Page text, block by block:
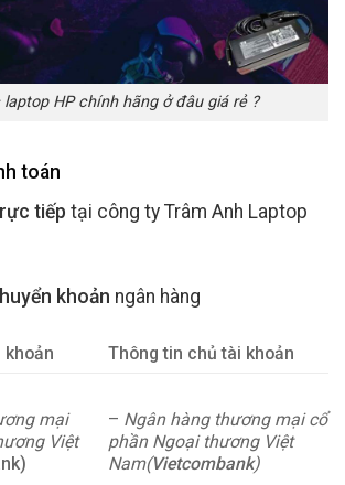
HP chính hãng ở đâu giá rẻ ?
toán
tiếp tại công ty Trâm Anh Laptop
khoản ngân hàng
khoản Thông tin chủ tài khoản
mại
Việt
– Ngân hàng thương mại cổ
phần Ngoại thương Việt
Nam(Vietcombank)